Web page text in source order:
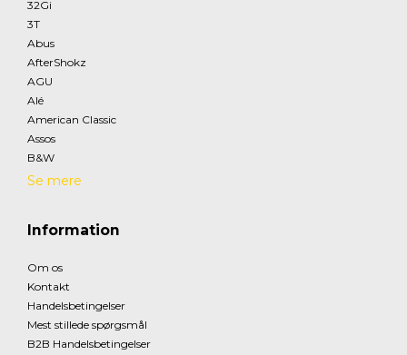
32Gi
3T
Abus
AfterShokz
AGU
Alé
American Classic
Assos
B&W
Se mere
Information
Om os
Kontakt
Handelsbetingelser
Mest stillede spørgsmål
B2B Handelsbetingelser